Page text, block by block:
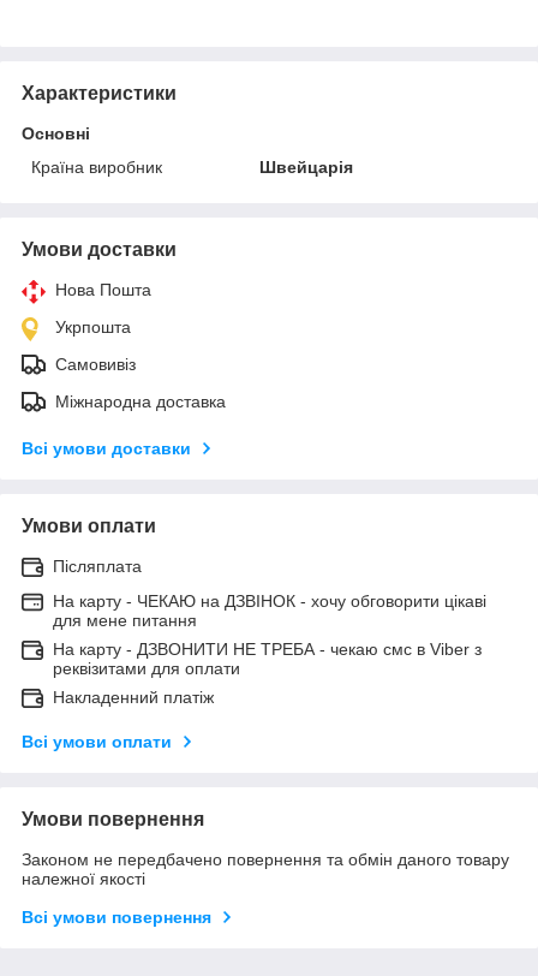
Характеристики
Основні
Країна виробник
Швейцарія
Умови доставки
Нова Пошта
Укрпошта
Самовивіз
Міжнародна доставка
Всі умови доставки
Умови оплати
Післяплата
На карту - ЧЕКАЮ на ДЗВІНОК - хочу обговорити цікаві
для мене питання
На карту - ДЗВОНИТИ НЕ ТРЕБА - чекаю смс в Viber з
реквізитами для оплати
Накладенний платіж
Всі умови оплати
Умови повернення
Законом не передбачено повернення та обмін даного товару
належної якості
Всі умови повернення